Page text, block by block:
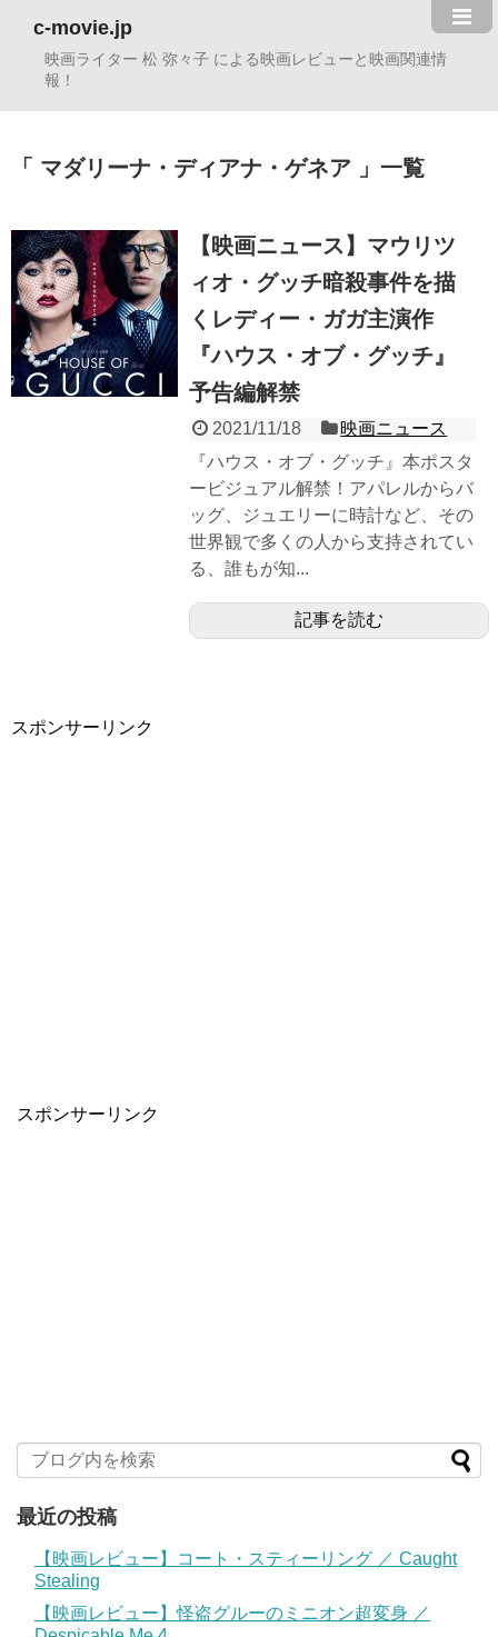
c-movie.jp
映画ライター 松 弥々子 による映画レビューと映画関連情
報！
マダリーナ・ディアナ・ゲネア 一覧
【映画ニュース】マウリツ
ィオ・グッチ暗殺事件を描
くレディー・ガガ主演作
『ハウス・オブ・グッチ』
予告編解禁
2021/11/18
映画ニュース
『ハウス・オブ・グッチ』本ポスタ
ービジュアル解禁！アパレルからバ
ッグ、ジュエリーに時計など、その
世界観で多くの人から支持されてい
る、誰もが知...
記事を読む
スポンサーリンク
スポンサーリンク
最近の投稿
【映画レビュー】コート・スティーリング ／ Caught
Stealing
【映画レビュー】怪盗グルーのミニオン超変身 ／